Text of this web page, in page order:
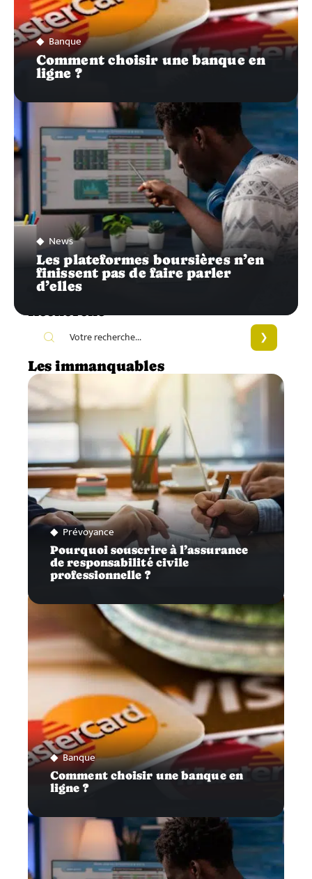
Banque
Comment choisir une banque en
ligne ?
News
Les plateformes boursières n’en
finissent pas de faire parler
d’elles
Les immanquables
Prévoyance
Pourquoi souscrire à l’assurance
de responsabilité civile
professionnelle ?
Banque
Comment choisir une banque en
ligne ?